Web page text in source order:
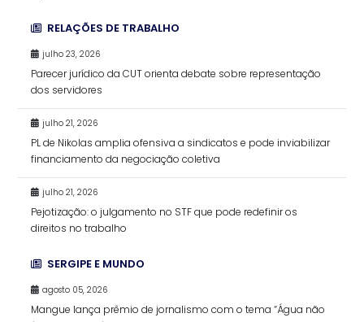
RELAÇÕES DE TRABALHO
julho 23, 2026
Parecer jurídico da CUT orienta debate sobre representação
dos servidores
julho 21, 2026
PL de Nikolas amplia ofensiva a sindicatos e pode inviabilizar
financiamento da negociação coletiva
julho 21, 2026
Pejotização: o julgamento no STF que pode redefinir os
direitos no trabalho
SERGIPE E MUNDO
agosto 05, 2026
Mangue lança prêmio de jornalismo com o tema “Água não